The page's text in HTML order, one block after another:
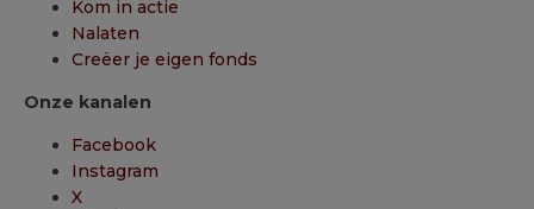
Kom in actie
Nalaten
Creëer je eigen fonds
Onze kanalen
Facebook
Instagram
X